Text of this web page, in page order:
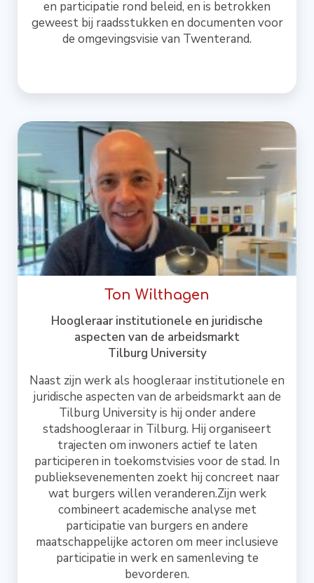
en participatie rond beleid, en is betrokken
geweest bij raadsstukken en documenten voor
de omgevingsvisie van Twenterand.
Ton Wilthagen
Hoogleraar institutionele en juridische
aspecten van de arbeidsmarkt
Tilburg University
Naast zijn werk als hoogleraar institutionele en
juridische aspecten van de arbeidsmarkt aan de
Tilburg University is hij onder andere
stadshoogleraar in Tilburg. Hij organiseert
trajecten om inwoners actief te laten
participeren in toekomstvisies voor de stad. In
publieksevenementen zoekt hij concreet naar
wat burgers willen veranderen.Zijn werk
combineert academische analyse met
participatie van burgers en andere
maatschappelijke actoren om meer inclusieve
participatie in werk en samenleving te
bevorderen.